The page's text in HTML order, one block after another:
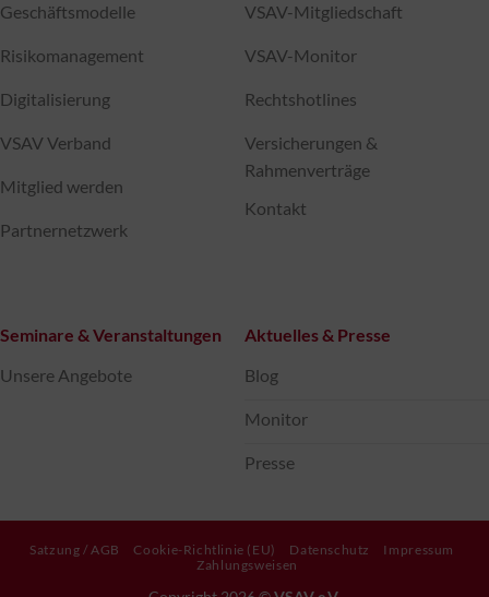
Geschäftsmodelle
Risikomanagement
Digitalisierung
VSAV Verband
Mitglied werden
Partnernetzwerk
VSAV-Mitgliedschaft
VSAV-Monitor
Rechtshotlines
Versicherungen &
Rahmenverträge
Kontakt
Seminare & Veranstaltungen
Unsere Angebote
Aktuelles & Presse
Blog
Monitor
Presse
Satzung / AGB Cookie-Richtlinie (EU) Datenschutz
Impressum
Zahlungsweisen